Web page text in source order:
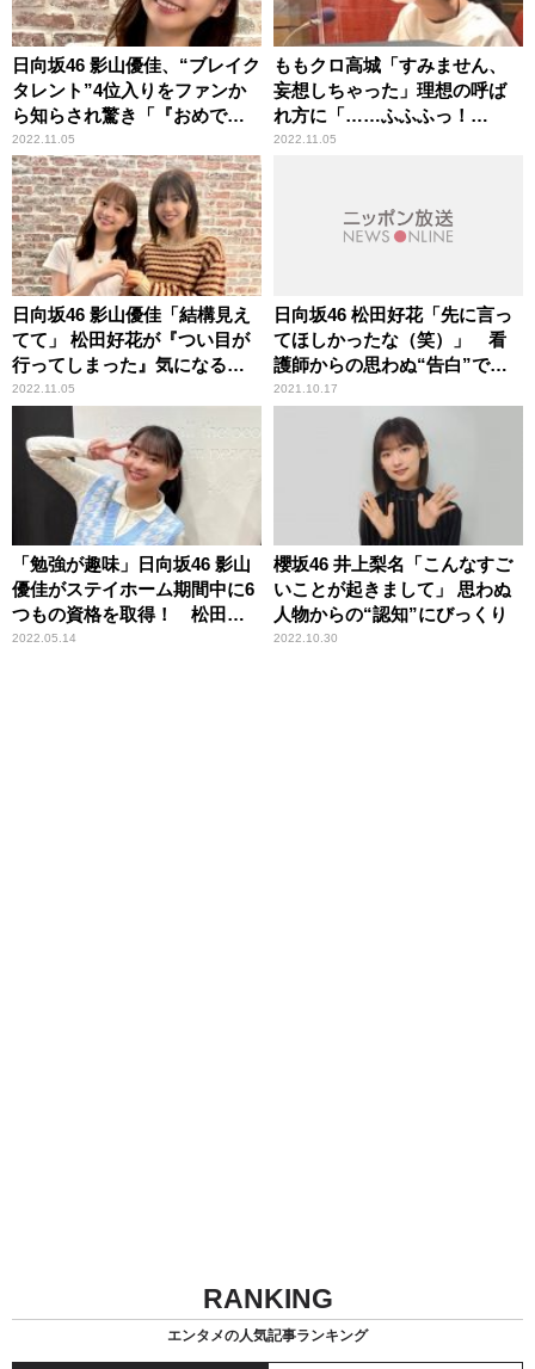
日向坂46 影山優佳、“ブレイク
タレント”4位入りをファンか
ら知らされ驚き「『おめでと
う』っていっぱい来たの」
2022.11.05
ももクロ高城「すみません、
妄想しちゃった」理想の呼ば
れ方に「……ふふふっ！
（笑）」
2022.11.05
日向坂46 影山優佳「結構見え
てて」 松田好花が『つい目が
行ってしまった』気になる衣
装
2022.11.05
日向坂46 松田好花「先に言っ
てほしかったな（笑）」 看
護師からの思わぬ“告白”で頭
が真っ白になった顛末を明か
2021.10.17
「勉強が趣味」日向坂46 影山
優佳がステイホーム期間中に6
つもの資格を取得！ 松田好
花も仰天
2022.05.14
櫻坂46 井上梨名「こんなすご
いことが起きまして」 思わぬ
人物からの“認知”にびっくり
2022.10.30
RANKING
エンタメの人気記事ランキング